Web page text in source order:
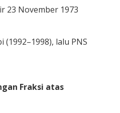
23 November 1973
(1992–1998), lalu PNS
Fraksi atas